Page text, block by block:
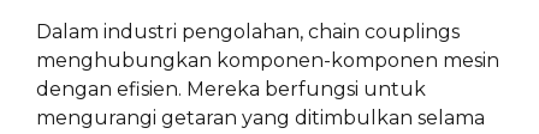
Dalam industri pengolahan, chain couplings
menghubungkan komponen-komponen mesin
dengan efisien. Mereka berfungsi untuk
mengurangi getaran yang ditimbulkan selama